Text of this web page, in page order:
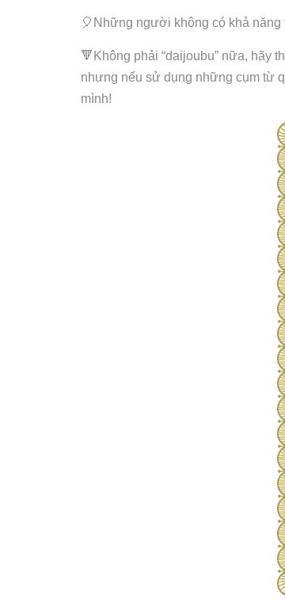
🎈Những người không có khả năng
🔻Không phải “daijoubu” nữa, hãy
nhưng nếu sử dụng những cụm từ
mình!